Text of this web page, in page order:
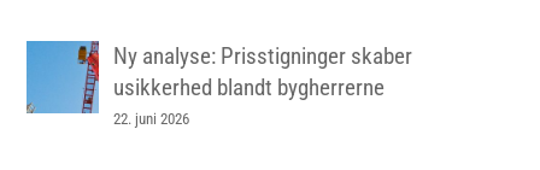
Ny analyse: Prisstigninger skaber
usikkerhed blandt bygherrerne
22. juni 2026